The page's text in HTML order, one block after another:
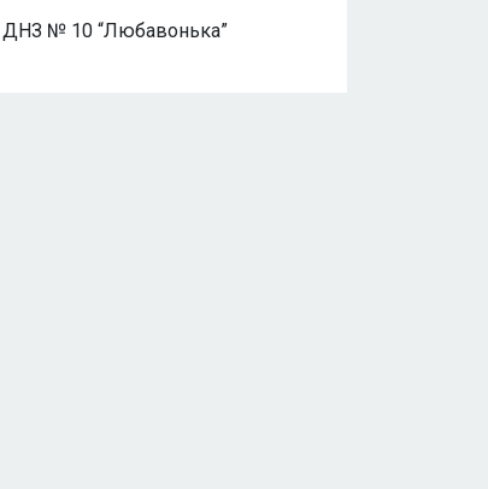
ДНЗ № 10 “Любавонька”